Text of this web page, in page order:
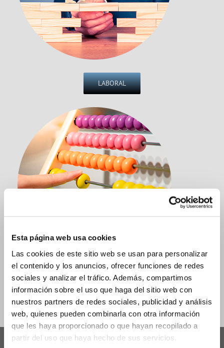
Esta página web usa cookies
Las cookies de este sitio web se usan para personalizar
el contenido y los anuncios, ofrecer funciones de redes
sociales y analizar el tráfico. Además, compartimos
información sobre el uso que haga del sitio web con
nuestros partners de redes sociales, publicidad y análisis
web, quienes pueden combinarla con otra información
que les haya proporcionado o que hayan recopilado a
partir del uso que haya hecho de sus servicios.
LABORAL
CONTABLE